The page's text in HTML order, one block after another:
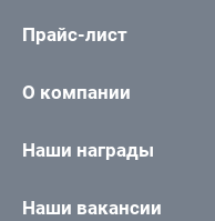
Прайс-лист
О компании
Наши награды
Наши вакансии